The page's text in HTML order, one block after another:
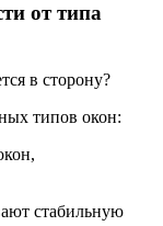
от типа
в сторону?
типов окон:
стабильную